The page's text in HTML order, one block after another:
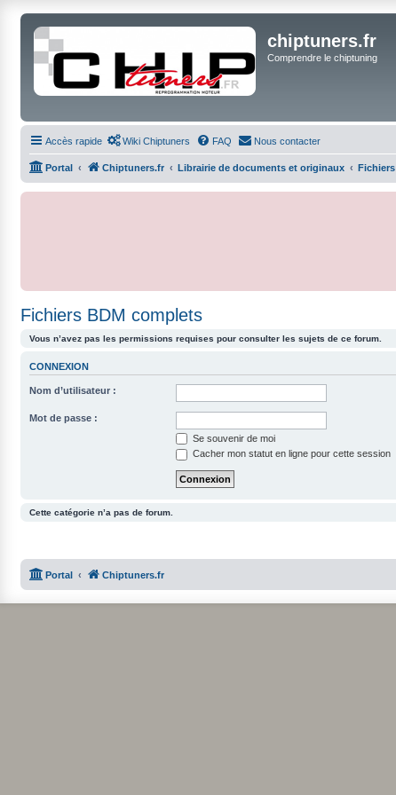
chiptuners.fr
Comprendre le chiptuning
Accès rapide Wiki Chiptuners FAQ Nous contacter
Portal Chiptuners.fr Librairie de documents et originaux
Fichiers BDM complets
Vous n’avez pas les permissions requises pour consulter les sujets de ce forum.
CONNEXION
Nom d’utilisateur :
Mot de passe :
Se souvenir de moi
Cacher mon statut en ligne pour cette session
Cette catégorie n’a pas de forum.
Portal Chiptuners.fr